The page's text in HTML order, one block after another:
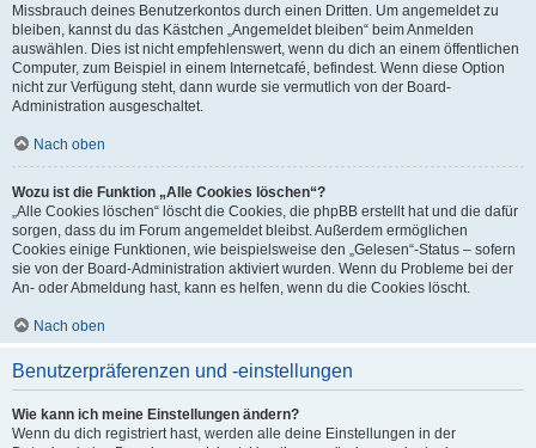
Missbrauch deines Benutzerkontos durch einen Dritten. Um angemeldet zu
bleiben, kannst du das Kästchen „Angemeldet bleiben“ beim Anmelden
auswählen. Dies ist nicht empfehlenswert, wenn du dich an einem öffentlichen
Computer, zum Beispiel in einem Internetcafé, befindest. Wenn diese Option
nicht zur Verfügung steht, dann wurde sie vermutlich von der Board-
Administration ausgeschaltet.
Nach oben
Wozu ist die Funktion „Alle Cookies löschen“?
„Alle Cookies löschen“ löscht die Cookies, die phpBB erstellt hat und die dafür
sorgen, dass du im Forum angemeldet bleibst. Außerdem ermöglichen
Cookies einige Funktionen, wie beispielsweise den „Gelesen“-Status – sofern
sie von der Board-Administration aktiviert wurden. Wenn du Probleme bei der
An- oder Abmeldung hast, kann es helfen, wenn du die Cookies löscht.
Nach oben
Benutzerpräferenzen und -einstellungen
Wie kann ich meine Einstellungen ändern?
Wenn du dich registriert hast, werden alle deine Einstellungen in der